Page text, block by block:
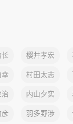
樱井孝宏
幸 村田太志
内山夕实
彦 羽多野涉